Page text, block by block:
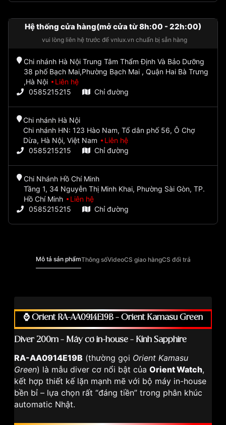
Hệ thống cửa hàng(mở cửa từ 8h:00 - 22h:00)
vui lòng liên hệ trước để vnlux.vn chuẩn bị sẵn hàng
Chi nhánh Hà Nội Trung Tâm Thẩm Định Và Bảo Dưỡng
38 phố Bạch Mai,Phường Bạch Mai , Quận Hai Bà Trưng
,Hà Nội
Liên hệ
0585215215
Chỉ đường
Chi nhánh Hà Nội
Chi nhánh HN: 123 Hào Nam, Tổ dân phố 56, Ô Chợ
Dừa, Hà Nội, Việt Nam
Liên hệ
0585215215
Chỉ đường
Chi Nhánh Hồ Chí Minh
Tầng 1, 34 Nguyễn Thị Minh Khai, Phường Sài Gòn, TP.
Hồ Chí Minh
Liên hệ
0585215215
Chỉ đường
Mô tả sản phẩmThông sốVideoCS giao hàngCS đổi trả
⌚ Orient RA-AA0914E19B – Orient Kamasu Green
Diver 200m – Máy cơ in-house – Kính Sapphire
RA-AA0914E19B (thường gọi Orient Kamasu
Green) là mẫu diver cơ nổi bật của Orient Watch,
kết hợp thiết kế lặn mạnh mẽ với bộ máy in-house
bền bỉ – lựa chọn rất “đáng tiền” trong phân khúc
automatic Nhật.